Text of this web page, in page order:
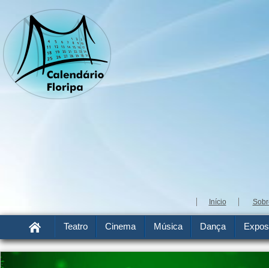
Início
Teatro Cinema Música Dança